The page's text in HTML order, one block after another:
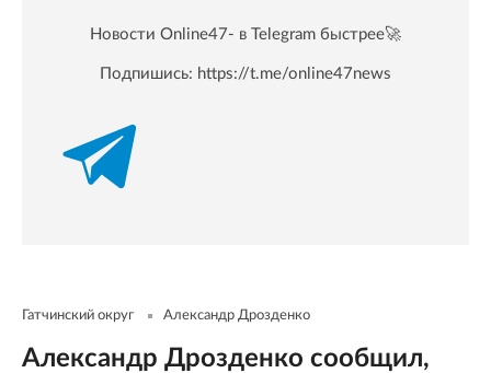
Новости Online47- в Telegram быстрее🚀
Подпишись: https://t.me/online47news
Гатчинский округ Александр Дрозденко
Александр Дрозденко сообщил,